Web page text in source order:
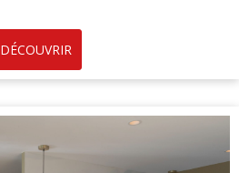
DÉCOUVRIR